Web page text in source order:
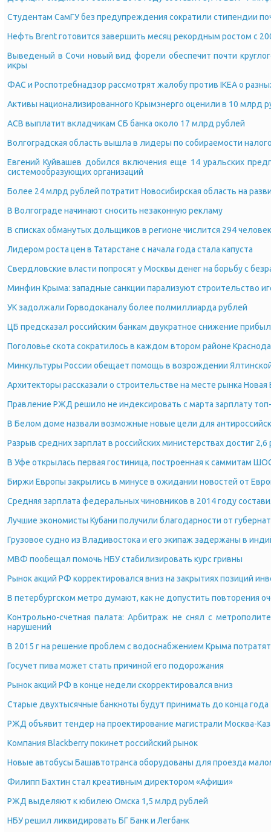
Студентам СамГУ без предупреждения сократили стипендии
Нефть Brent готовится завершить месяц рекордным ростом с
Выведеный в Сочи новый вид форели обеспечит почти
икры
ФАС и Роспотребнадзор рассмотрят жалобу против IKEA о
Активы национализированного Крымэнерго оценили в 10 млрд
АСВ выплатит вкладчикам СБ банка около 17 млрд рублей
Волгоградская область вышла в лидеры по собираемости
Евгений Куйвашев добился включения еще 14 уральских
системообразующих организаций
Более 24 млрд рублей потратит Новосибирская область на
В Волгограде начинают сносить незаконную рекламу
В списках обманутых дольщиков в регионе числится 294
Лидером роста цен в Татарстане с начала года стала капуста
Свердловские власти попросят у Москвы денег на борьбу с
Минфин Крыма: западные санкции парализуют строительство
УК задолжали Горводоканалу более полмиллиарда рублей
ЦБ предсказал российским банкам двукратное снижение
Поголовье скота сократилось в каждом втором районе
Минкультуры России обещает помощь в возрождении
Архитекторы рассказали о строительстве на месте рынка Новая
Правление РЖД решило не индексировать с марта зарплату
В Белом доме назвали возможные новые цели для
Разрыв средних зарплат в российских министерствах достиг 2,6
В Уфе открылась первая гостиница, построенная к саммитам
Биржи Европы закрылись в минусе в ожидании новостей от
Средняя зарплата федеральных чиновников в 2014 году
Лучшие экономисты Кубани получили благодарности от
Грузовое судно из Владивостока и его экипаж задержаны в
МВФ пообещал помочь НБУ стабилизировать курс гривны
Рынок акций РФ корректировался вниз на закрытиях позиций
В петербургском метро думают, как не допустить повторения
Контрольно-счетная палата: Арбитраж не снял с
нарушений
В 2015 г на решение проблем с водоснабжением Крыма
Госучет пива может стать причиной его подорожания
Рынок акций РФ в конце недели скорректировался вниз
Старые двухтысячные банкноты будут принимать до конца года
РЖД объявит тендер на проектирование магистрали Москва-
Компания Blackberry покинет российский рынок
Новые автобусы Башавтотранса оборудованы для проезда
Филипп Бахтин стал креативным директором «Афиши»
РЖД выделяют к юбилею Омска 1,5 млрд рублей
НБУ решил ликвидировать БГ Банк и Легбанк